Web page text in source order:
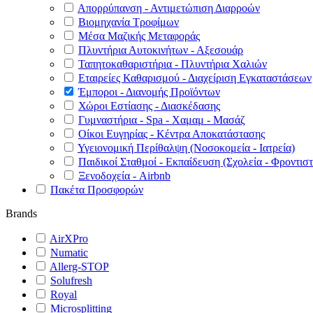
Απορρύπανση - Αντιμετώπιση Διαρροών
Βιομηχανία Τροφίμων
Μέσα Μαζικής Μεταφοράς
Πλυντήρια Αυτοκινήτων - Αξεσουάρ
Ταπητοκαθαριστήρια - Πλυντήρια Χαλιών
Εταιρείες Καθαρισμού - Διαχείριση Εγκαταστάσεων
Έμποροι - Διανομής Προϊόντων
Χώροι Εστίασης - Διασκέδασης
Γυμναστήρια - Spa - Χαμαμ - Μασάζ
Οίκοι Ευγηρίας - Κέντρα Αποκατάστασης
Υγειονομική Περίθαλψη (Νοσοκομεία - Ιατρεία)
Παιδικοί Σταθμοί - Εκπαίδευση (Σχολεία -
Ξενοδοχεία - Airbnb
Πακέτα Προσφορών
Brands
AirXPro
Numatic
Allerg-STOP
Solufresh
Royal
Microsplitting